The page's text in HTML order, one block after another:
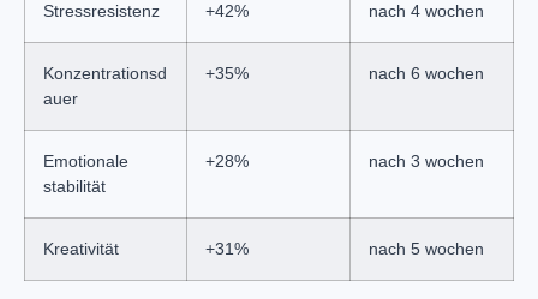
Stressresistenz +42% nach 4 wochen
Konzentrationsd
auer
+35% nach 6 wochen
Emotionale
stabilität
+28% nach 3 wochen
Kreativität +31% nach 5 wochen